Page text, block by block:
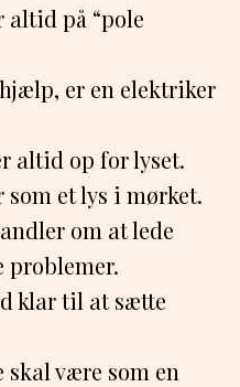
altid på “pole
er en elektriker
altid op for lyset.
et lys i mørket.
om at lede
problemer.
klar til at sætte
være som en